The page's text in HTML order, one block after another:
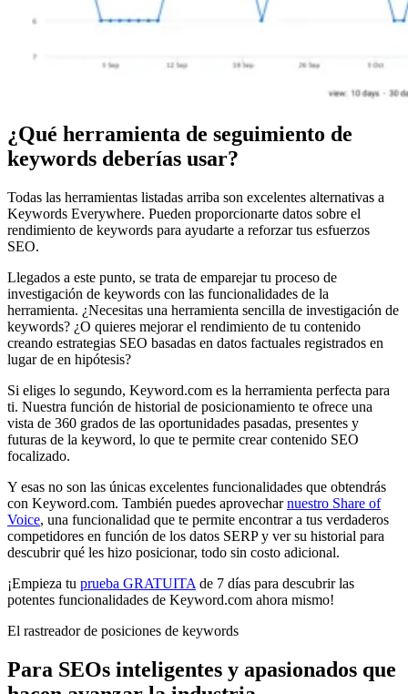
¿Qué herramienta de seguimiento de
keywords deberías usar?
Todas las herramientas listadas arriba son excelentes alternativas a
Keywords Everywhere. Pueden proporcionarte datos sobre el
rendimiento de keywords para ayudarte a reforzar tus esfuerzos
SEO.
Llegados a este punto, se trata de emparejar tu proceso de
investigación de keywords con las funcionalidades de la
herramienta. ¿Necesitas una herramienta sencilla de investigación de
keywords? ¿O quieres mejorar el rendimiento de tu contenido
creando estrategias SEO basadas en datos factuales registrados en
lugar de en hipótesis?
Si eliges lo segundo, Keyword.com es la herramienta perfecta para
ti. Nuestra función de historial de posicionamiento te ofrece una
vista de 360 grados de las oportunidades pasadas, presentes y
futuras de la keyword, lo que te permite crear contenido SEO
focalizado.
Y esas no son las únicas excelentes funcionalidades que obtendrás
con Keyword.com. También puedes aprovecharnuestro Share of
Voice, una funcionalidad que te permite encontrar a tus verdaderos
competidores en función de los datos SERP y ver su historial para
descubrir qué les hizo posicionar, todo sin costo adicional.
¡Empieza tu prueba GRATUITA de 7 días para descubrir las
potentes funcionalidades de Keyword.com ahora mismo!
El rastreador de posiciones de keywords
Para SEOs inteligentes y apasionados que